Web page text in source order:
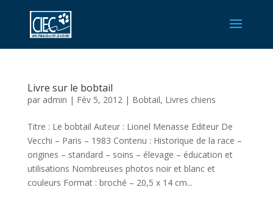
Livre sur le bobtail
par admin | Fév 5, 2012| Bobtail, Livres chiens
Titre : Le bobtail Auteur : Lionel Menasse Editeur De
Vecchi – Paris – 1983 Contenu : Historique de la race –
origines – standard – soins – élevage – éducation et
utilisations Nombreuses photos noir et blanc et
couleurs Format : broché – 20,5 x 14 cm...